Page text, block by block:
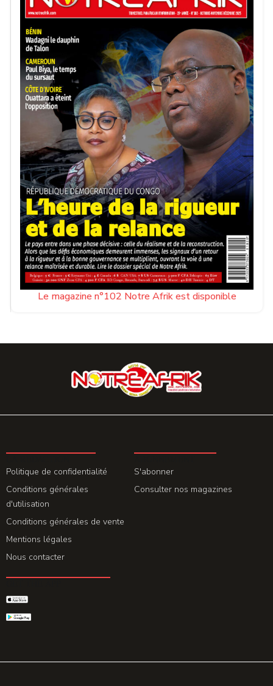
Le magazine n°102 Notre Afrik est disponible
Politique de confidentialité
Conditions générales
d'utilisation
Conditions générales de vente
Mentions légales
Nous contacter
S'abonner
Consulter nos magazines